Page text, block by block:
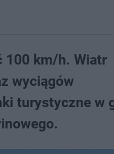
100 km/h. Wiatr
wyciągów
turystyczne w